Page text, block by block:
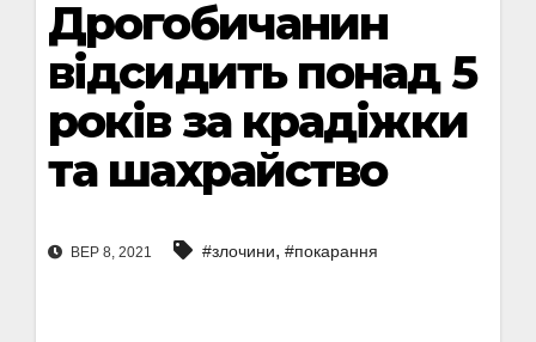
Дрогобичанин
відсидить понад 5
років за­ крадіжки
та шахрайство
ВЕР 8, 2021 #злочини, #покарання